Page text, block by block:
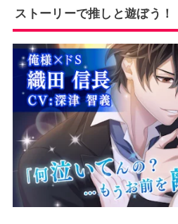
ストーリーで推しと遊ぼう！